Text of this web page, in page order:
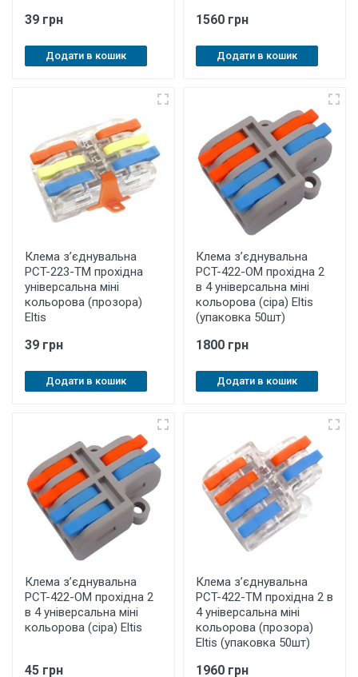
39 грн
Додати в кошик
1560 грн
Додати в кошик
Клема з’єднувальна
PCT-223-TM прохідна
універсальна міні
кольорова (прозора)
Eltis
39 грн
Додати в кошик
Клема з’єднувальна
PCT-422-OМ прохідна 2
в 4 універсальна міні
кольорова (сіра) Eltis
(упаковка 50шт)
1800 грн
Додати в кошик
Клема з’єднувальна
PCT-422-OМ прохідна 2
в 4 універсальна міні
кольорова (сіра) Eltis
45 грн
Клема з’єднувальна
PCT-422-ТM прохідна 2 в
4 універсальна міні
кольорова (прозора)
Eltis (упаковка 50шт)
1960 грн